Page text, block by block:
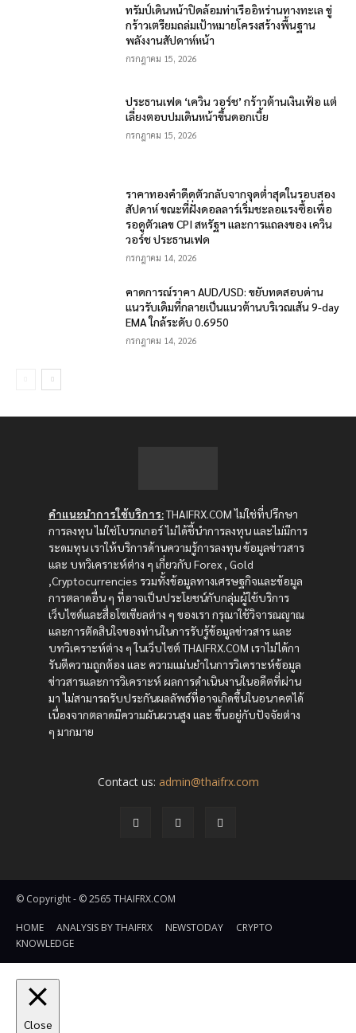
ทรัมป์เดินหน้าปิดล้อมท่าเรืออิหร่านทางทะเล ขู่
กร้าวเตรียมถล่มเป้าหมายโครงสร้างพื้นฐาน
พลังงานสัปดาห์หน้า
กรกฎาคม 15, 2026
ประธานเฟด ‘เควิน วอร์ช’ กร้าวต้านเงินเฟ้อ แต่
เลี่ยงตอบปมเดินหน้าขึ้นดอกเบี้ย
กรกฎาคม 15, 2026
ราคาทองคำดีดตัวกลับจากจุดต่ำสุดในรอบสอง
สัปดาห์ ขณะที่ฝั่งดอลลาร์เริ่มชะลอแรงซื้อเพื่อ
รอดูตัวเลข CPI สหรัฐฯ และการแถลงของ เควิน
วอร์ช ประธานเฟด
กรกฎาคม 14, 2026
คาดการณ์ราคา AUD/USD: ขยับทดสอบด่าน
แนวรับเดิมที่กลายเป็นแนวต้านบริเวณเส้น 9-day
EMA ใกล้ระดับ 0.6950
กรกฎาคม 14, 2026
คำแนะนำการใช้บริการ:THAIFRX.COM ไม่ใช่ที่ปรึกษา
การลงทุน ไม่ใช่โบรกเกอร์ ไม่ได้ชี้นำการลงทุน และไม่มีการ
ระดมทุน เราให้บริการด้านความรู้การลงทุน ข้อมูลข่าวสาร
และ บทวิเคราะห์ต่าง ๆ เกี่ยวกับ Forex , Gold
,Cryptocurrencies รวมทั้งข้อมูลทางเศรษฐกิจและข้อมูล
การตลาดอื่น ๆ ที่อาจเป็นประโยชน์กับกลุ่มผู้ใช้บริการ
เว็บไซต์และสื่อโซเซียลต่าง ๆ ของเรา กรุณาใช้วิจารณญาณ
และการตัดสินใจของท่านในการรับรู้ข้อมูลข่าวสาร และ
บทวิเคราะห์ต่าง ๆ ในเว็บไซต์ THAIFRX.COM เราไม่ได้กา
รันตีความถูกต้อง และ ความแม่นยำในการวิเคราะห์ข้อมูล
ข่าวสารและการวิเคราะห์ ผลการดำเนินงานในอดีตที่ผ่าน
มา ไม่สามารถรับประกันผลลัพธ์ที่อาจเกิดขึ้นในอนาคตได้
เนื่องจากตลาดมีความผันผวนสูง และ ขึ้นอยู่กับปัจจัยต่าง
ๆ มากมาย
Contact us: admin@thaifrx.com
© Copyright - © 2565 THAIFRX.COM
HOME ANALYSIS BY THAIFRX NEWSTODAY
CRYPTO
KNOWLEDGE
Close